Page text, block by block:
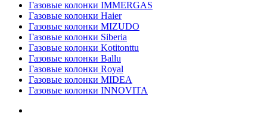
Газовые колонки IMMERGAS
Газовые колонки Haier
Газовые колонки MIZUDO
Газовые колонки Siberia
Газовые колонки Kotitonttu
Газовые колонки Ballu
Газовые колонки Royal
Газовые колонки MIDEA
Газовые колонки INNOVITA